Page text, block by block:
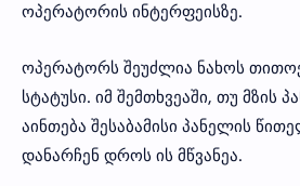
ოპერატორის ინტერფეისზე.
ოპერატორს შეუძლია ნახოს
სტატუსი. იმ შემთხვეაში, თუ მზის
აინთება შესაბამისი პანელის
დანარჩენ დროს ის მწვანეა.